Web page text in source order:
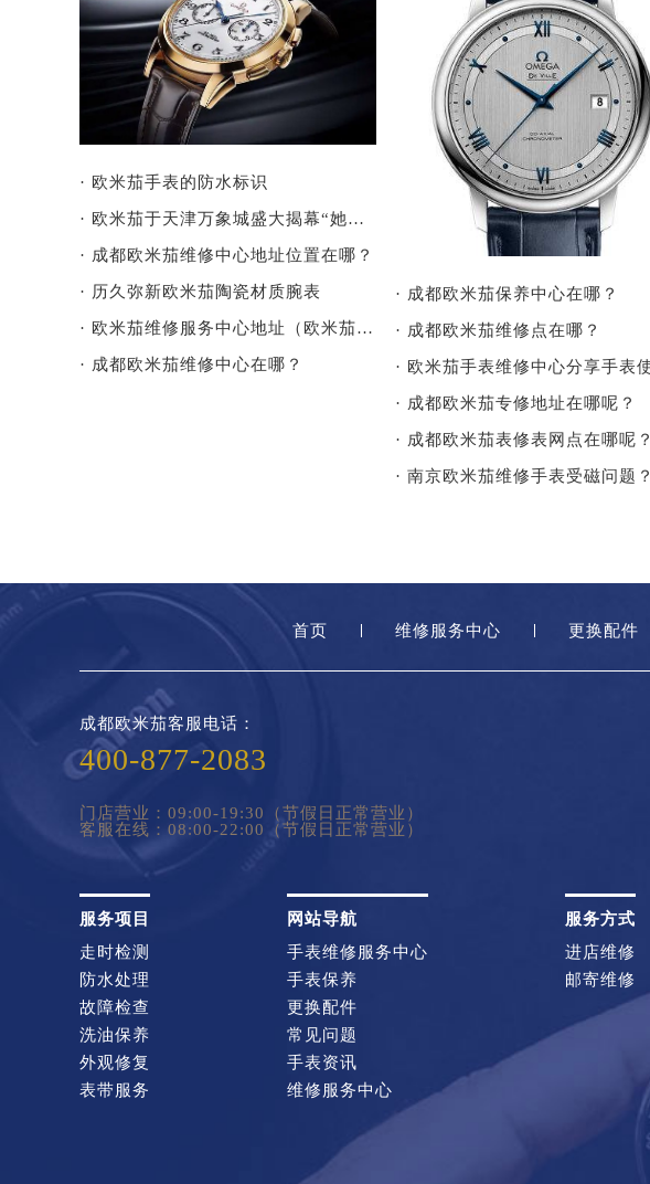
· 欧米茄手表的防水标识
· 欧米茄于天津万象城盛大揭幕“她的时光”女士腕表展！
· 成都欧米茄维修中心地址位置在哪？
· 历久弥新欧米茄陶瓷材质腕表
· 欧米茄维修服务中心地址（欧米茄怎么调时间)
· 成都欧米茄维修中心在哪？
· 成都欧米茄保养中心在哪？
· 成都欧米茄维修点在哪？
· 成都欧米茄专修地址在哪呢？
· 成都欧米茄表修表网点在哪呢？
· 南京欧米茄维修手表受磁问题？
首页 维修服务中心 更换配件
成都欧米茄客服电话：
400-877-2083
门店营业：09:00-19:30（节假日正常营业）
客服在线：08:00-22:00（节假日正常营业）
服务项目
走时检测
防水处理
故障检查
洗油保养
外观修复
表带服务
网站导航
手表维修服务中心
手表保养
更换配件
常见问题
手表资讯
维修服务中心
服务方式
进店维修
邮寄维修